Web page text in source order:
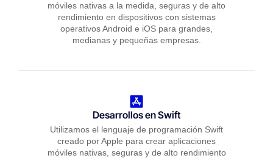
móviles nativas a la medida, seguras y de alto
rendimiento en dispositivos con sistemas
operativos Android e iOS para grandes,
medianas y pequeñas empresas.
Desarrollos en Swift
Utilizamos el lenguaje de programación Swift
creado por Apple para crear aplicaciones
móviles nativas, seguras y de alto rendimiento